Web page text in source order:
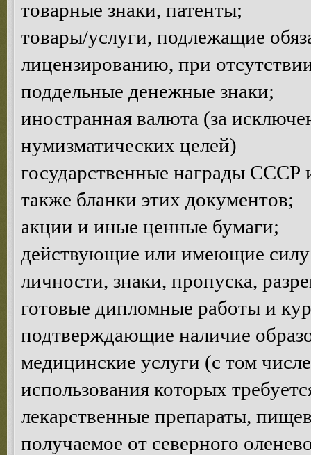
товарные знаки, патенты;
товары/услуги, подлежащие
лицензированию, при
поддельные денежные знаки;
иностранная валюта (за
нумизматических целей)
государственные награды СССР
также бланки этих документов;
акции и иные ценные бумаги;
действующие или имеющие силу
личности, знаки, пропуска,
готовые дипломные работы и
подтверждающие наличие
медицинские услуги (с том
использования которых
лекарственные препараты,
получаемое от северного